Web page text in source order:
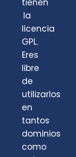
tienen
la
licencia
GPL.
Eres
libre
de
utilizarlos
en
tantos
dominios
como